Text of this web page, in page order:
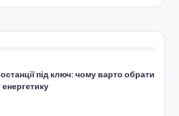
під ключ: чому варто обрати